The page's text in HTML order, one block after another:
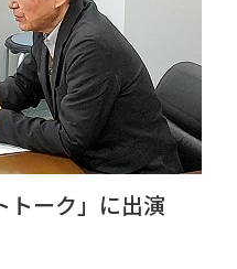
トーク」に出演